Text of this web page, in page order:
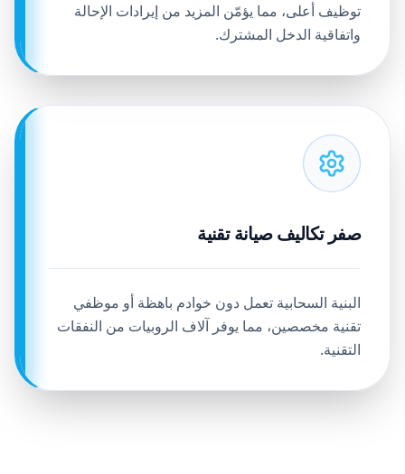
توظيف أعلى، مما يؤمّن المزيد من إيرادات الإحالة
واتفاقية الدخل المشترك.
صفر تكاليف صيانة تقنية
البنية السحابية تعمل دون خوادم باهظة أو موظفي
تقنية مخصصين، مما يوفر آلاف الروبيات من النفقات
التقنية.